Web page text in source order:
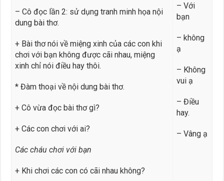
– Cô đọc lần 2: sử dụng tranh minh họa nội
dung bài thơ.
+ Bài thơ nói về miệng xinh của các con khi
chơi với bạn không được cãi nhau, miệng
xinh chỉ nói điều hay thôi.
* Đàm thoại về nội dung bài thơ.
+ Cô vừa đọc bài thơ gì?
+ Các con chơi với ai?
Các cháu chơi với bạn
+ Khi chơi các con có cãi nhau không?
– Với
bạn
– không
ạ
– Không
vui ạ
– Điều
hay.
– Vâng ạ